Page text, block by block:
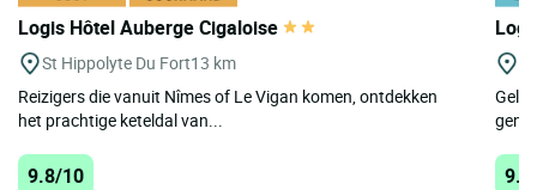
Logis Hôtel Auberge Cigaloise
St Hippolyte Du Fort13 km
Reizigers die vanuit Nîmes of Le Vigan komen, ontdekken
het prachtige keteldal van...
9.8/10